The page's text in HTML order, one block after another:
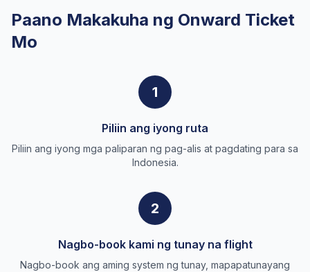
Paano Makakuha ng Onward Ticket
Mo
1
Piliin ang iyong ruta
Piliin ang iyong mga paliparan ng pag-alis at pagdating para sa
Indonesia.
2
Nagbo-book kami ng tunay na flight
Nagbo-book ang aming system ng tunay, mapapatunayang